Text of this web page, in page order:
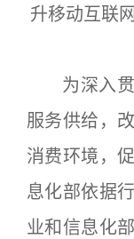
升移动互联
为深入贯
服务供给，
消费环境，
息化部依据
业和信息化